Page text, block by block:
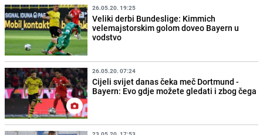
26.05.20. 19:25
Veliki derbi Bundeslige: Kimmich
velemajstorskim golom doveo Bayern u
vodstvo
26.05.20. 07:24
Cijeli svijet danas čeka meč Dortmund -
Bayern: Evo gdje možete gledati i zbog čega